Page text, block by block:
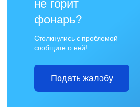
не горит
фонарь?
Столкнулись с проблемой —
сообщите о ней!
Подать жалобу